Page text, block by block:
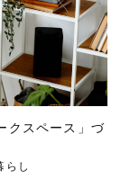
クスペース」づ
らし